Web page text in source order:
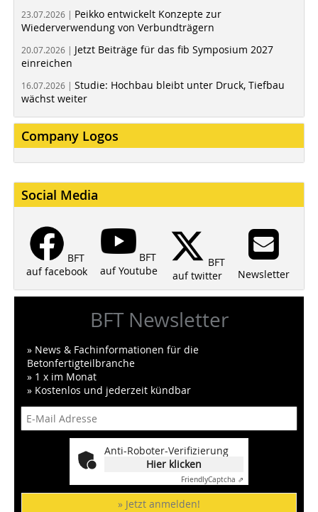
23.07.2026 | Peikko entwickelt Konzepte zur
Wiederverwendung von Verbundträgern
20.07.2026 | Jetzt Beiträge für das fib Symposium 2027
einreichen
16.07.2026 | Studie: Hochbau bleibt unter Druck, Tiefbau
wächst weiter
Company Logos
Social Media
BFT
auf facebook
BFT
auf Youtube
BFT
auf twitter
Newsletter
BFT Newsletter
» News & Fachinformationen für die
Betonfertigteilbranche
» 1 x im Monat
» Kostenlos und jederzeit kündbar
Anti-Roboter-Verifizierung
Hier klicken
FriendlyCaptcha ⇗
» Jetzt anmelden!